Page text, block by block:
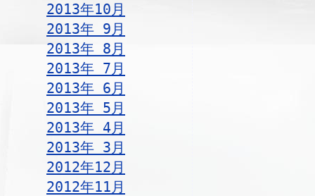
2013年10月
2013年 9月
2013年 8月
2013年 7月
2013年 6月
2013年 5月
2013年 4月
2013年 3月
2012年12月
2012年11月